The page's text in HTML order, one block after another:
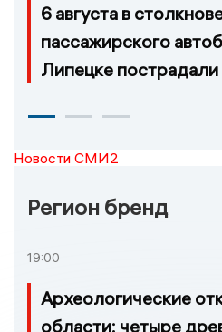
6 августа в
пассажирского
Липецке
Новости СМИ2
Регион бренд
19:00
Археологические
области: четыре